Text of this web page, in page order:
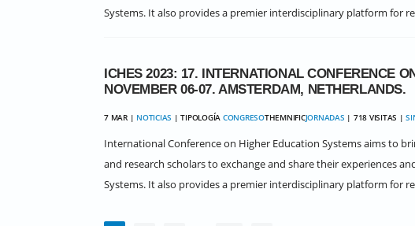
Systems. It also provides a premier interdisciplinary platform for
ICHES 2023: 17. INTERNATIONAL CONFERENCE
NOVEMBER 06-07. AMSTERDAM, NETHERLANDS.
7 MAR | NOTICIAS | TIPOLOGÍA CONGRESOTHEMNIFICJORNADAS | 718 VISITAS |
International Conference on Higher Education Systems aims to
and research scholars to exchange and share their experiences
Systems. It also provides a premier interdisciplinary platform for